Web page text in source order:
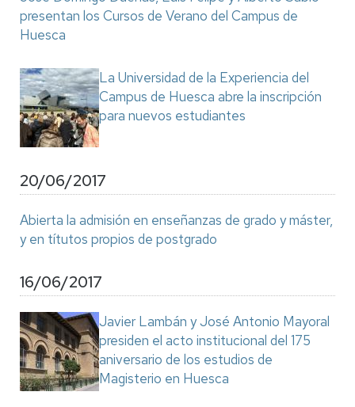
presentan los Cursos de Verano del Campus de
Huesca
La Universidad de la Experiencia del
Campus de Huesca abre la inscripción
para nuevos estudiantes
20/06/2017
Abierta la admisión en enseñanzas de grado y máster,
y en títutos propios de postgrado
16/06/2017
Javier Lambán y José Antonio Mayoral
presiden el acto institucional del 175
aniversario de los estudios de
Magisterio en Huesca